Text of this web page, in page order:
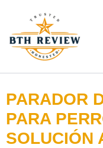
contenido
PARADOR
PARA
SOLUCIÓN